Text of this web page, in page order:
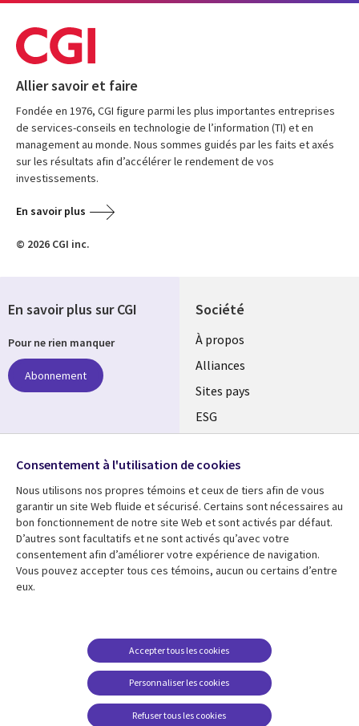
Allier savoir et faire
Fondée en 1976, CGI figure parmi les plus importantes entreprises
de services-conseils en technologie de l’information (TI) et en
management au monde. Nous sommes guidés par les faits et axés
sur les résultats afin d’accélérer le rendement de vos
investissements.
En savoir plus
© 2026 CGI inc.
Société
À propos
Alliances
Sites pays
ESG
Fusions
Salle de presse
Ressources
Articles
Études de cas
Baladodiffusions
Support
Restrictions et
conditions juridiques
Carrières FAQ
Centre de gestion des
En savoir plus sur CGI
Pour ne rien manquer
Abonnement
Suivez-nous
Social
Media
Global
FR
Consentement à l'utilisation de cookies
Nous utilisons nos propres témoins et ceux de tiers afin de vous
garantir un site Web fluide et sécurisé. Certains sont nécessaires au
bon fonctionnement de notre site Web et sont activés par défaut.
D’autres sont facultatifs et ne sont activés qu’avec votre
consentement afin d’améliorer votre expérience de navigation.
Vous pouvez accepter tous ces témoins, aucun ou certains d’entre
eux.
Personnaliser les cookies
Accepter tous les cookies
Refuser tous les cookies